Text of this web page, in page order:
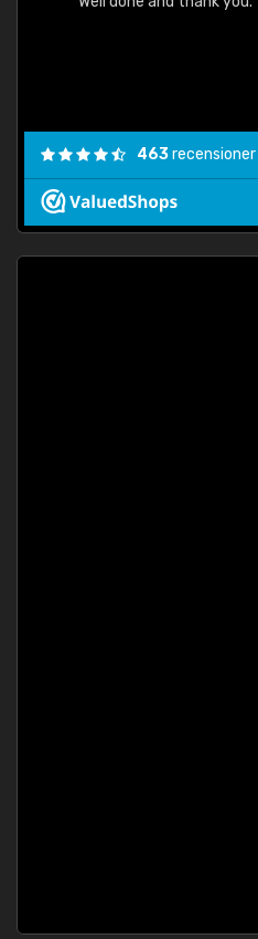
463recensioner